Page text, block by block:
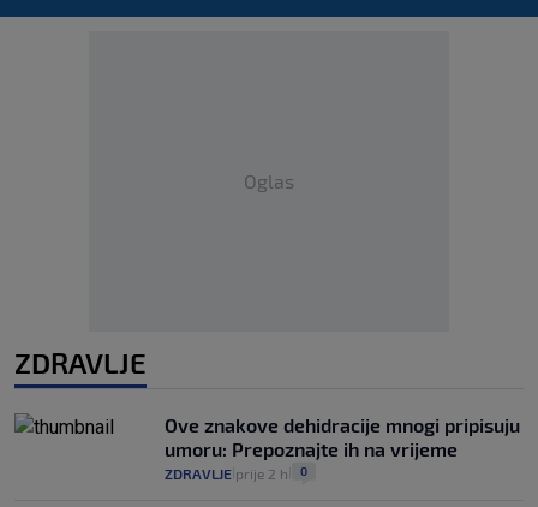
Oglas
ZDRAVLJE
Ove znakove dehidracije mnogi pripisuju
umoru: Prepoznajte ih na vrijeme
ZDRAVLJE prije 2 h 0